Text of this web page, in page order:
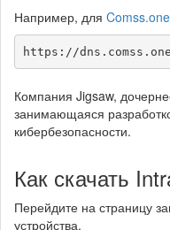
Например, для
https://
Компания Jigsaw,
занимающаяся
кибербезопасности.
Как скачать
Перейдите на страницу
устройства.